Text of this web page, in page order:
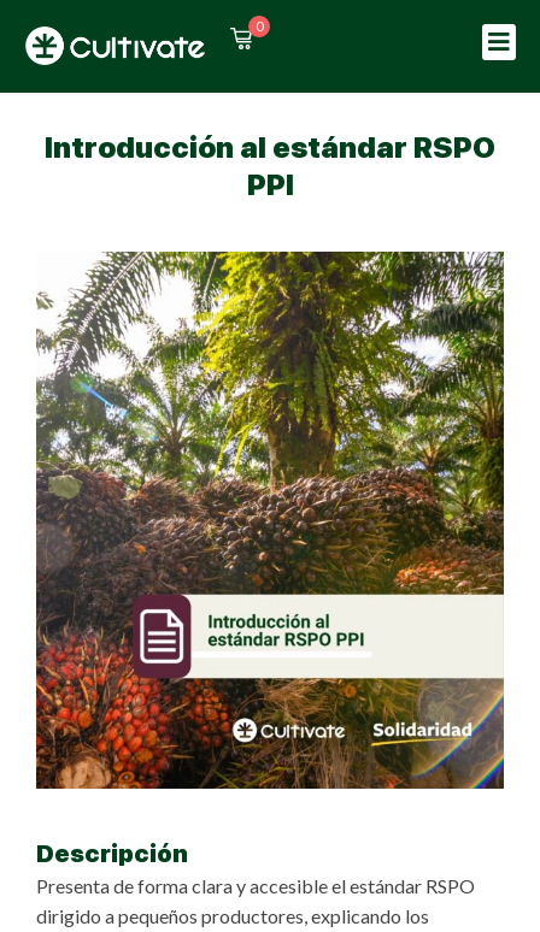
0
Introducción al estándar RSPO
PPI
Descripción
Presenta de forma clara y accesible el estándar RSPO
dirigido a pequeños productores, explicando los
Sign in
Don’t have an account?Sign up
Remember me Lost your password?